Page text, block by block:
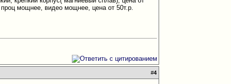
мощнее, видео мощнее, цена от 50т.р.
#4